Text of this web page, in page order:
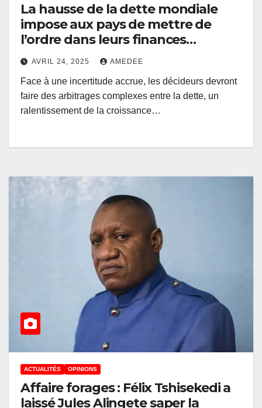
La hausse de la dette mondiale
impose aux pays de mettre de
l’ordre dans leurs finances
publiques
AVRIL 24, 2025 AMEDEE
Face à une incertitude accrue, les décideurs devront
faire des arbitrages complexes entre la dette, un
ralentissement de la croissance…
ACTUALITÉS OPINIONS
Affaire forages : Félix Tshisekedi a
laissé Jules Alingete saper la